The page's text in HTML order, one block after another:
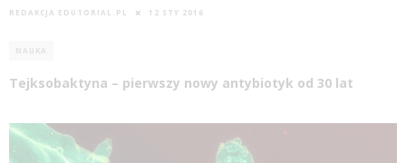
REDAKCJA EDUTORIAL.PL 12 STY 2016
NAUKA
Tejksobaktyna – pierwszy nowy antybiotyk od 30 lat